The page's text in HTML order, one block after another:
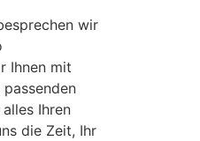
wir
Ihnen mit
Ihren
die Zeit, Ihr